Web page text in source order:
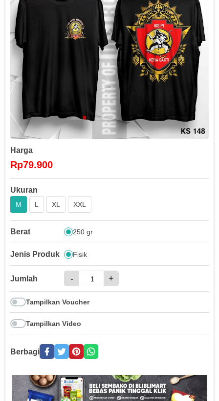
Harga
Rp79.900
Ukuran
M L XL XXL
Berat 250 gr
Jenis Produk Fisik
Jumlah - +
Tampilkan Voucher
Tampilkan Video
Berbagi